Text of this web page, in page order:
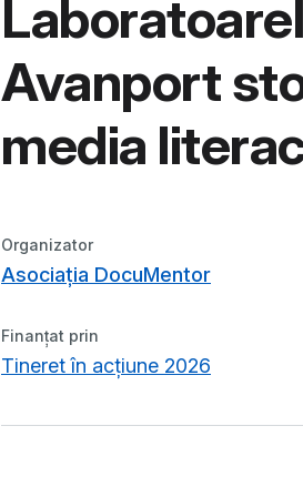
Avanport
media
Organizator
Asociația DocuMentor
Finanțat prin
Tineret în acțiune 2026